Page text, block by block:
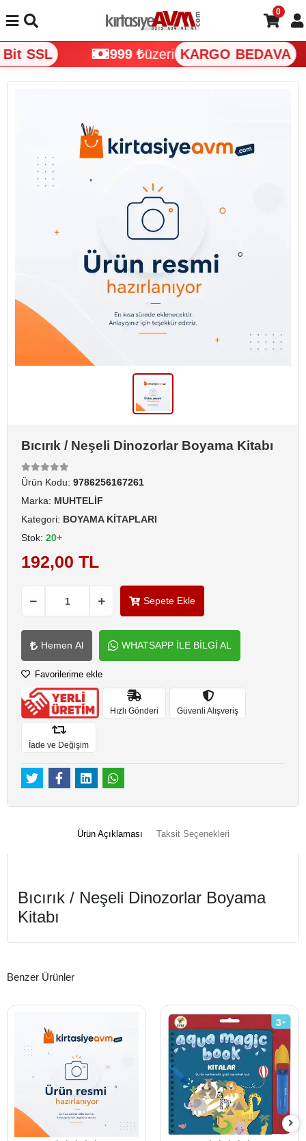
SSL 999 ₺ üzeri KARGO BEDAVA
0
Bıcırık / Neşeli Dinozorlar Boyama Kitabı
Ürün Kodu: 9786256167261
Marka: MUHTELİF
Kategori: BOYAMA KİTAPLARI
Stok: 20+
192,00 TL
Sepete Ekle
Hemen Al WHATSAPP İLE BİLGİ AL
Favorilerime ekle
Hızlı Gönderi Güvenli Alışveriş
İade ve Değişim
Ürün Açıklaması Taksit Seçenekleri
Bıcırık / Neşeli Dinozorlar Boyama
Kitabı
Benzer Ürünler